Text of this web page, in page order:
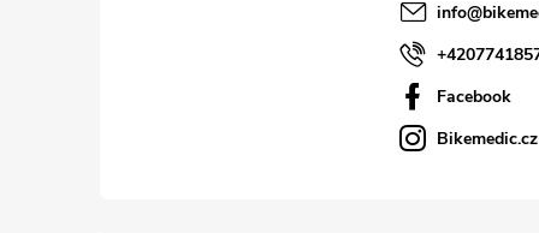
info@
Facebook
Bikemedic.cz